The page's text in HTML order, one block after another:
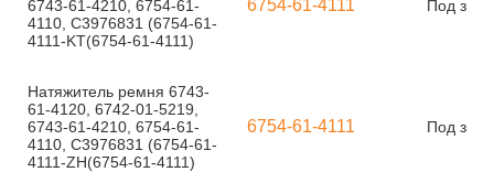
6743-61-4210, 6754-61-
4110, С3976831 (6754-61-
4111-KT(6754-61-4111)
6754-61-4111 Под
Натяжитель ремня 6743-
61-4120, 6742-01-5219,
6743-61-4210, 6754-61-
4110, С3976831 (6754-61-
4111-ZH(6754-61-4111)
6754-61-4111 Под